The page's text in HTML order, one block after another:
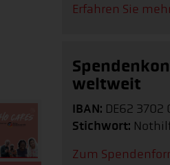
Erfahren Sie
weltweit
IBAN: DE62
Stichwort:
Zum